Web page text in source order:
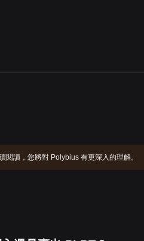
讀，您將對 Polybius 有更深入的理解。